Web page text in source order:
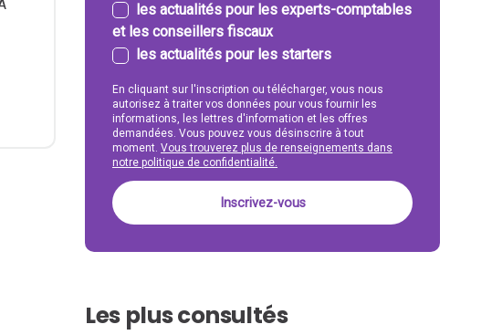
les actualités pour les experts-comptables
et les conseillers fiscaux
les actualités pour les starters
En cliquant sur l'inscription ou télécharger, vous nous
autorisez à traiter vos données pour vous fournir les
informations, les lettres d'information et les offres
demandées. Vous pouvez vous désinscrire à tout
moment.Vous trouverez plus de renseignements dans
notre politique de confidentialité.
Les plus consultés